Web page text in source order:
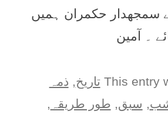
سمجھدار حکمران ہمیں
۔ آمین
This entry تاریخ
ذمہ
شب سبق طور طريقہ